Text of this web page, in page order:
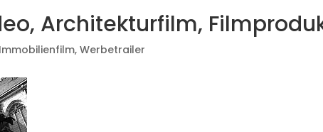
Architekturfilm,
Immobilienfilm, Werbetrailer